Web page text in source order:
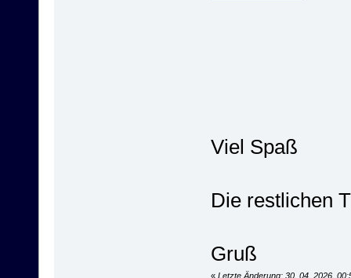
Viel Spaß
Die restlichen
Gruß
« Letzte Änderung: 30. 04. 2026,